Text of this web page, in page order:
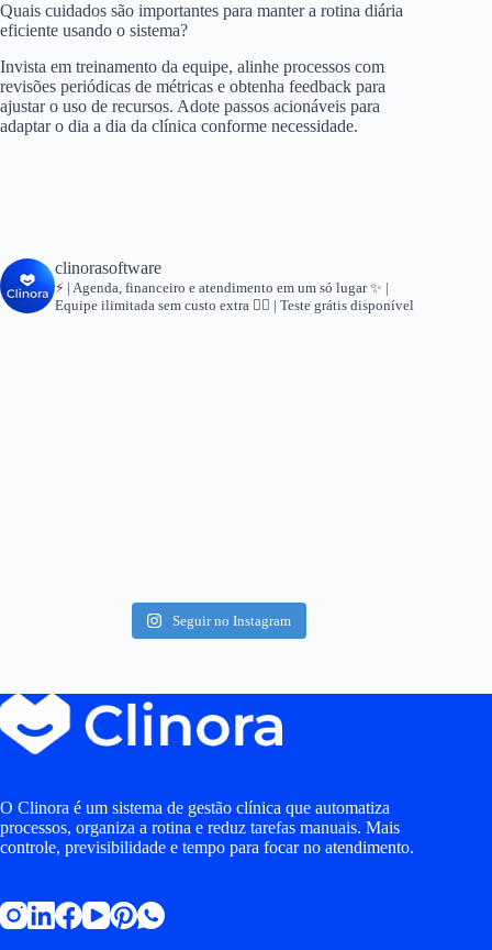
Quais cuidados são importantes para manter a rotina diária
eficiente usando o sistema?
Invista em treinamento da equipe, alinhe processos com
revisões periódicas de métricas e obtenha feedback para
ajustar o uso de recursos. Adote passos acionáveis para
adaptar o dia a dia da clínica conforme necessidade.
clinorasoftware
⚡ | Agenda, financeiro e atendimento em um só lugar✨ |
Equipe ilimitada sem custo extra 👇🏻 | Teste grátis disponível
Seguir no Instagram
O Clinora é um sistema de gestão clínica que automatiza
processos, organiza a rotina e reduz tarefas manuais. Mais
controle, previsibilidade e tempo para focar no atendimento.